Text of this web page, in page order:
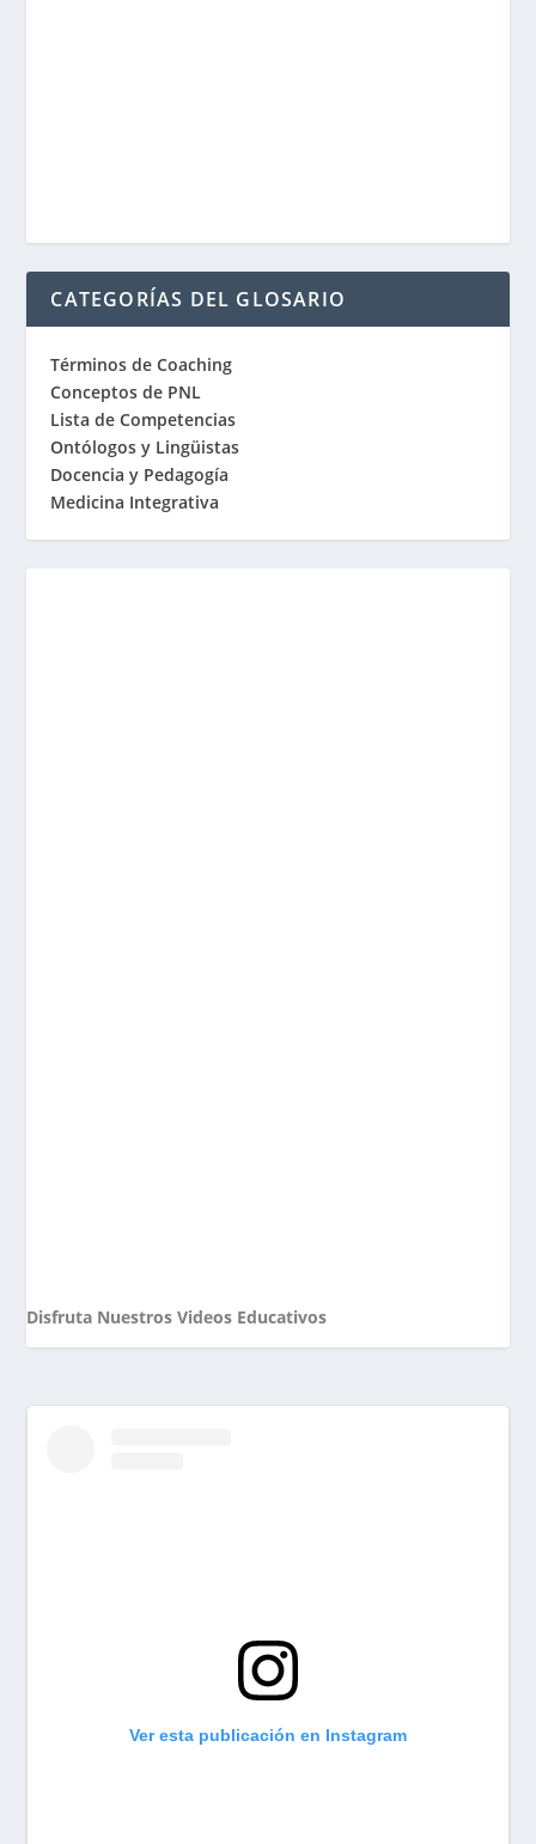
CATEGORÍAS DEL GLOSARIO
Términos de Coaching
Conceptos de PNL
Lista de Competencias
Ontólogos y Lingüistas
Docencia y Pedagogía
Medicina Integrativa
Disfruta Nuestros Videos Educativos
Ver esta publicación en Instagram